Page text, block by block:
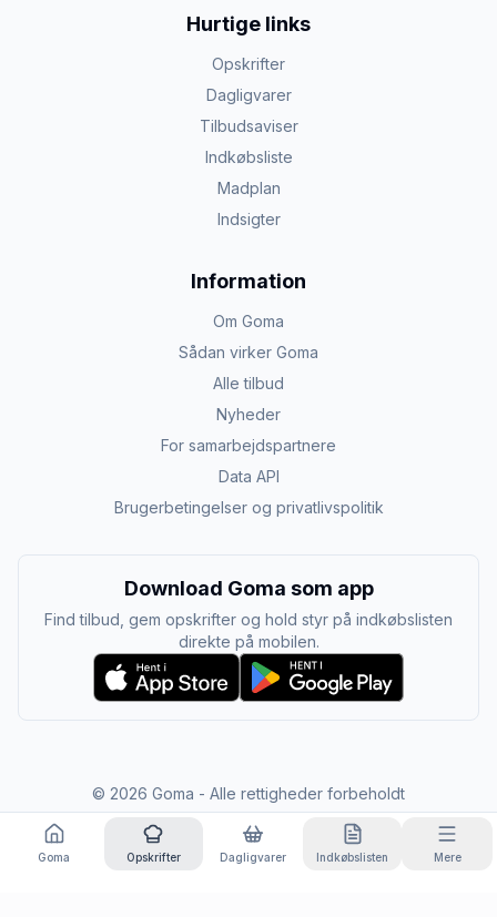
Hurtige links
Opskrifter
Dagligvarer
Tilbudsaviser
Indkøbsliste
Madplan
Indsigter
Information
Om Goma
Sådan virker Goma
Alle tilbud
Nyheder
For samarbejdspartnere
Data API
Brugerbetingelser og privatlivspolitik
Download Goma som app
Find tilbud, gem opskrifter og hold styr på indkøbslisten
direkte på mobilen.
© 2026 Goma - Alle rettigheder forbeholdt
Goma Opskrifter Dagligvarer Indkøbslisten Mere